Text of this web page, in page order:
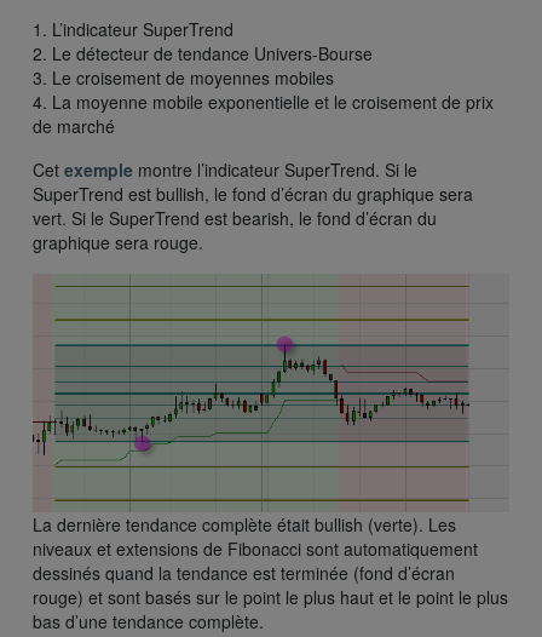
1. L’indicateur SuperTrend
2. Le détecteur de tendance Univers-Bourse
3. Le croisement de moyennes mobiles
4. La moyenne mobile exponentielle et le croisement de prix
de marché
Cet exemple montre l’indicateur SuperTrend. Si le
SuperTrend est bullish, le fond d’écran du graphique sera
vert. Si le SuperTrend est bearish, le fond d’écran du
graphique sera rouge.
La dernière tendance complète était bullish (verte). Les
niveaux et extensions de Fibonacci sont automatiquement
dessinés quand la tendance est terminée (fond d’écran
rouge) et sont basés sur le point le plus haut et le point le plus
bas d’une tendance complète.